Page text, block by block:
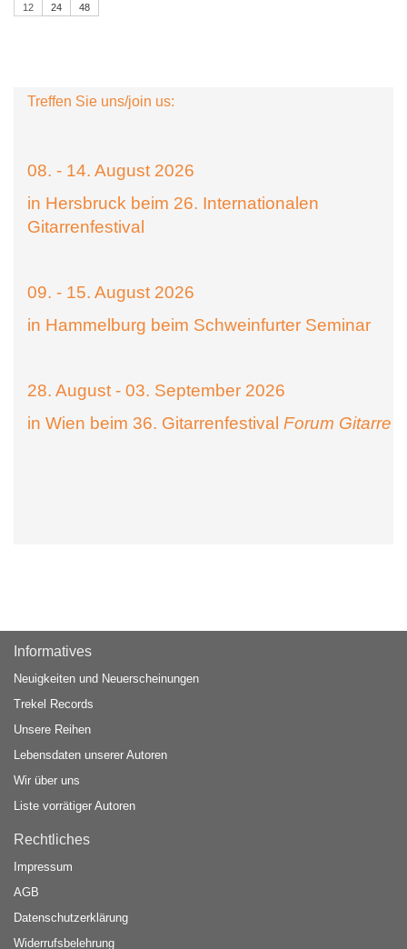
12 24 48
Treffen Sie uns/join us:
08. - 14. August 2026
in Hersbruck beim 26. Internationalen
Gitarrenfestival
09. - 15. August 2026
in Hammelburg beim Schweinfurter Seminar
28. August - 03. September 2026
in Wien beim 36. Gitarrenfestival Forum Gitarre
Informatives
Neuigkeiten und Neuerscheinungen
Trekel Records
Unsere Reihen
Lebensdaten unserer Autoren
Wir über uns
Liste vorrätiger Autoren
Rechtliches
Impressum
AGB
Datenschutzerklärung
Widerrufsbelehrung